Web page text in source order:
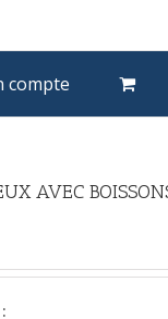
compte
AVEC